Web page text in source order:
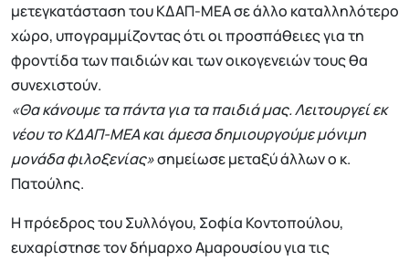
μετεγκατάσταση του ΚΔΑΠ-ΜΕΑ σε άλλο καταλληλότερο
χώρο, υπογραμμίζοντας ότι οι προσπάθειες για τη
φροντίδα των παιδιών και των οικογενειών τους θα
συνεχιστούν.
«Θα κάνουμε τα πάντα για τα παιδιά μας. Λειτουργεί εκ
νέου το ΚΔΑΠ-ΜΕΑ και άμεσα δημιουργούμε μόνιμη
μονάδα φιλοξενίας»σημείωσε μεταξύ άλλων ο κ.
Πατούλης.
Η πρόεδρος του Συλλόγου, Σοφία Κοντοπούλου,
ευχαρίστησε τον δήμαρχο Αμαρουσίου για τις